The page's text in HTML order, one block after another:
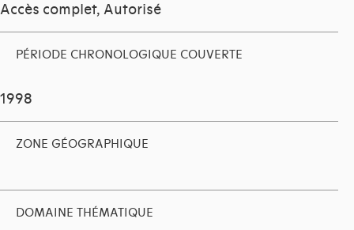
Accès complet, Autorisé
PÉRIODE CHRONOLOGIQUE COUVERTE
1998
ZONE GÉOGRAPHIQUE
DOMAINE THÉMATIQUE